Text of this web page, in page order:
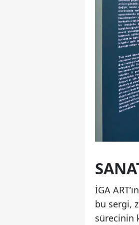
İGA
bu sergi,
sürecinin